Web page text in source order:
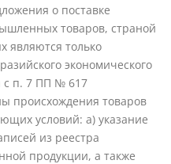
о поставке
товаров, страной
являются только
экономического
с п. 7 ПП № 617
происхождения товаров
условий: а) указание
из реестра
продукции, а также